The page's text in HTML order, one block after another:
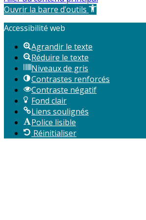
Ouvrir la barre d’outils
Accessibilité web
Agrandir le texte
Réduire le texte
Niveaux de gris
Contrastes renforcés
Contraste négatif
Fond clair
Liens soulignés
Police lisible
Réinitialiser